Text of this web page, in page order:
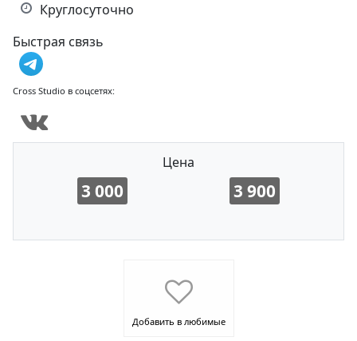
Круглосуточно
Быстрая связь
Cross Studio в соцсетях:
Цена
3 000 3 900
Добавить в любимые